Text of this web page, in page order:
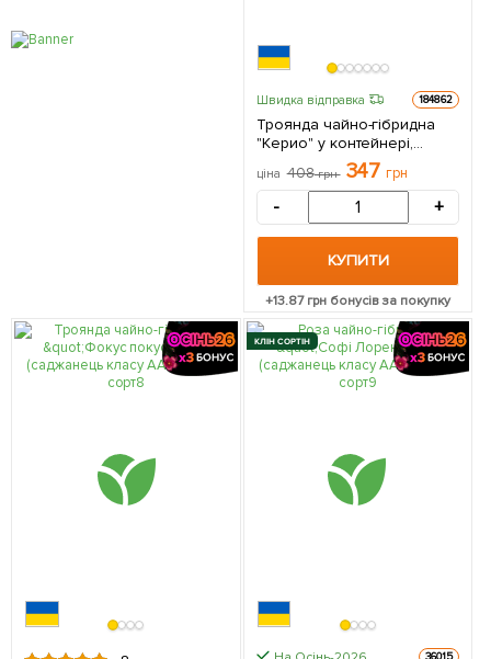
Швидка відправка 184862
Троянда чайно-гібридна
"Керио" у контейнері,
упаковці
ціна 408грн 347 грн
- +
КУПИТИ
+13.87грн бонусів за покупку
КЛІН СОРТІН